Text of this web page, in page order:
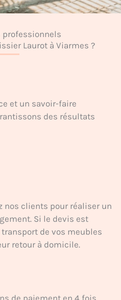
professionnels
Laurot à Viarmes ?
et un savoir-faire
des résultats
nos clients pour réaliser un
Si le devis est
de vos meubles
retour à domicile.